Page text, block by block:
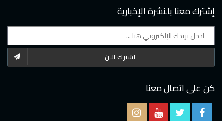
إشترك معنا بالنشرة الإخبارية
اشترك الآن
كن على اتصال معنا